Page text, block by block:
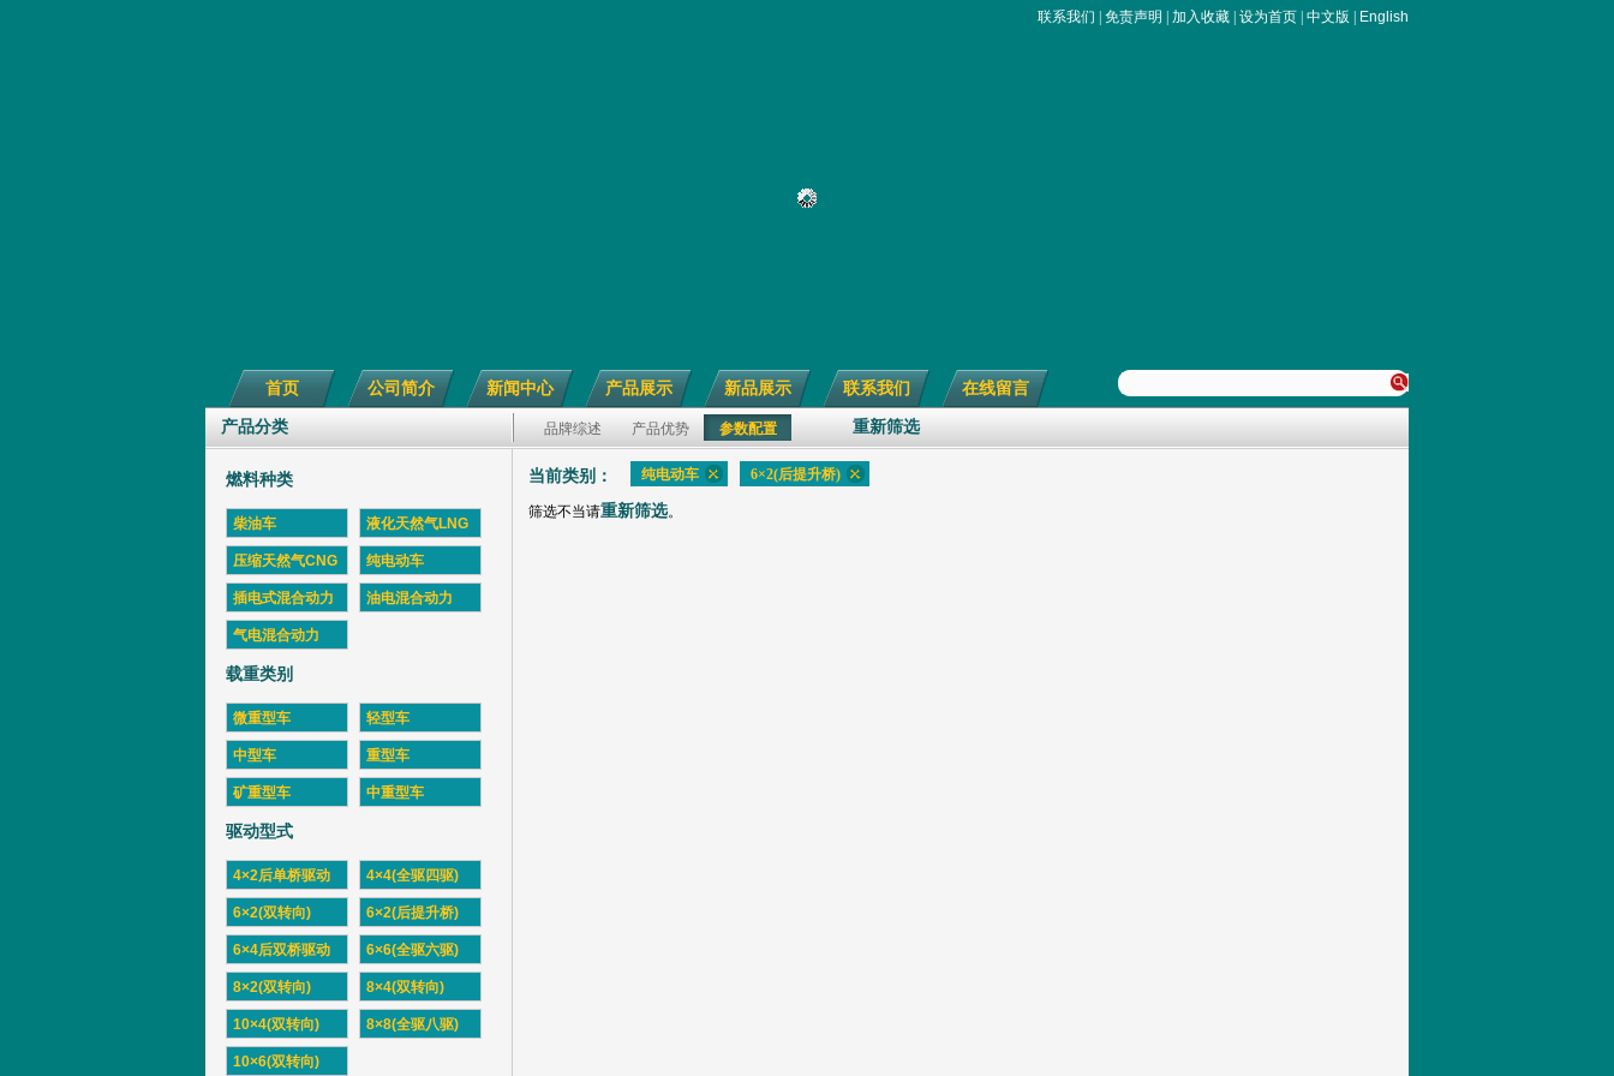
联系我们 免责声明 加入收藏 设为首页 中文版 English
首页 公司简介 新闻中心 产品展示 新品展示 联系我们 在线留言
产品分类 品牌综述 产品优势 参数配置 重新筛选
燃料种类
柴油车 液化天然气LNG
压缩天然气CNG 纯电动车
插电式混合动力 油电混合动力
气电混合动力
载重类别
微重型车 轻型车
中型车 重型车
矿重型车 中重型车
驱动型式
4×2后单桥驱动 4×4(全驱四驱)
6×2(双转向) 6×2(后提升桥)
6×4后双桥驱动 6×6(全驱六驱)
8×2(双转向) 8×4(双转向)
10×4(双转向) 8×8(全驱八驱)
10×6(双转向)
当前类别： 纯电动车 6×2(后提升桥)
筛选不当请重新筛选。